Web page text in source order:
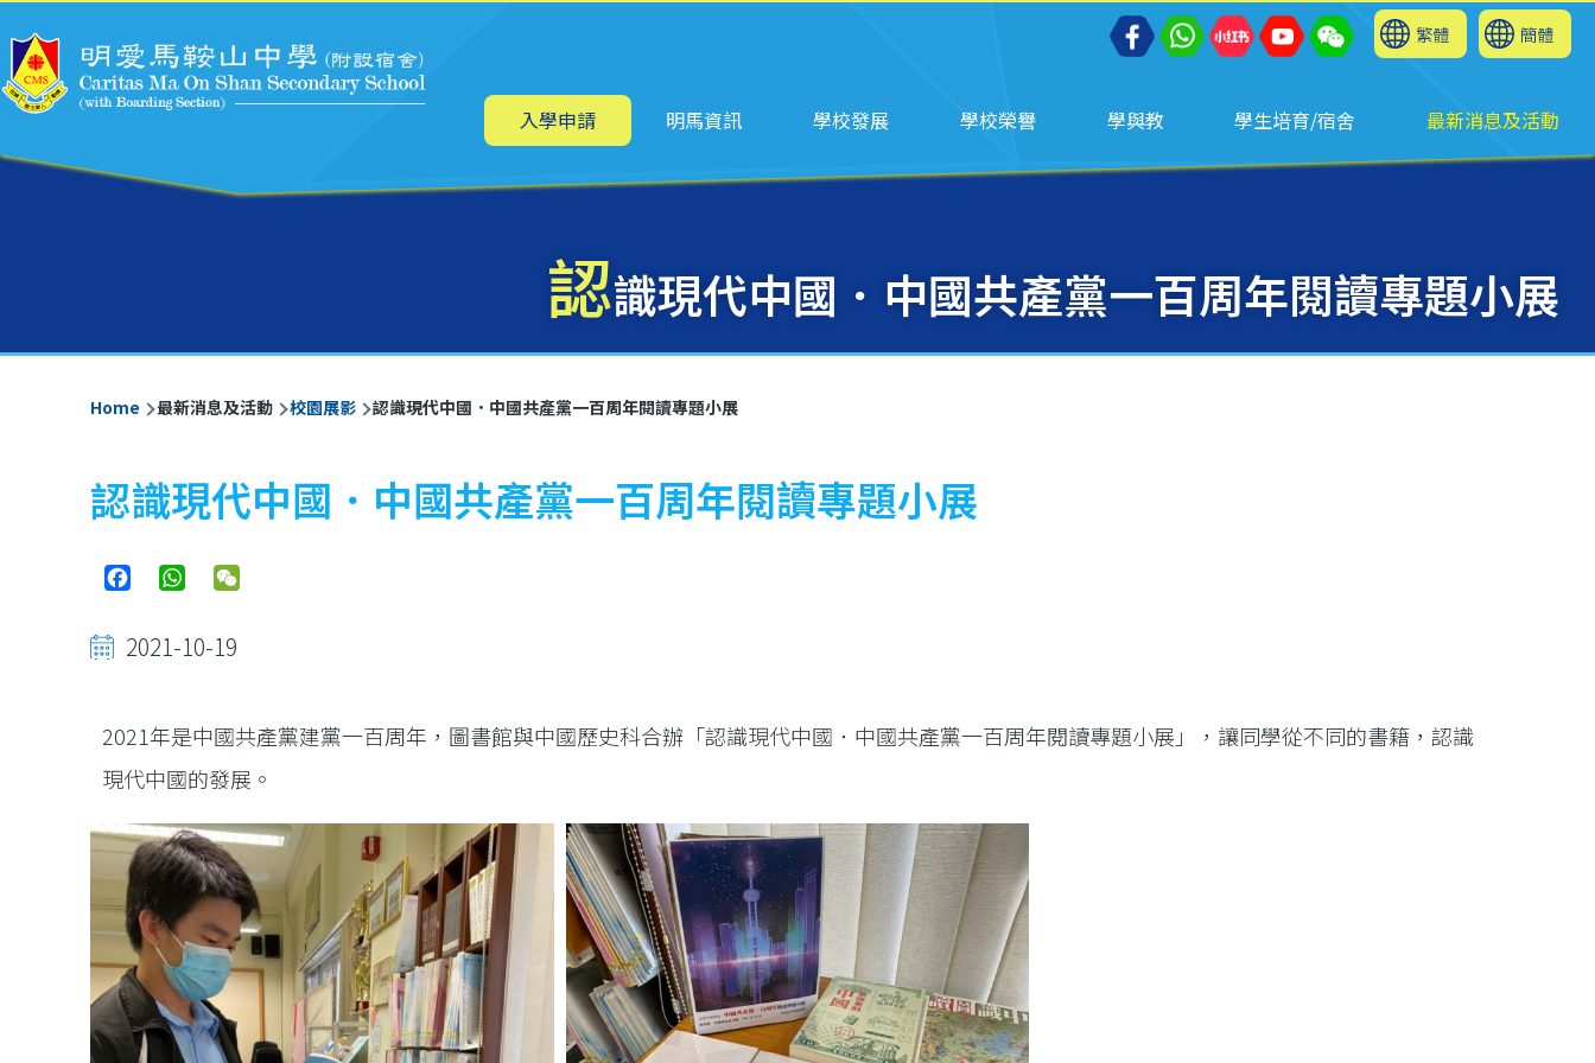
繁體 簡體
Main
入學申請 明馬資訊 學校發展 學校榮譽 學與教 學生培育/宿舍 最新消息及活動
認識現代中國．中國共產黨一百周年閱讀專題小展
Breadcrumb
Home 最新消息及活動 校園展影 認識現代中國．中國共產黨一百周年閱讀專題小展
認識現代中國．中國共產黨一百周年閱讀專題小展
FacebookWhatsApp
2021-10-19
2021年是中國共產黨建黨一百周年，圖書館與中國歷史科合辦「認識現代中國．中國共產黨一百周年閱讀專題小展」，讓同學從不同的書籍，認識
現代中國的發展。